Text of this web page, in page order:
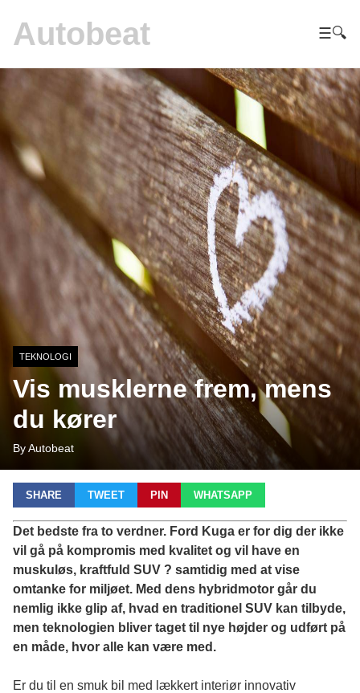
Autobeat ☰🔍
TEKNOLOGI
Vis musklerne frem, mens
du kører
By Autobeat
SHARE TWEET PIN WHATSAPP
Det bedste fra to verdner. Ford Kuga er for dig der ikke
vil gå på kompromis med kvalitet og vil have en
muskuløs, kraftfuld SUV ? samtidig med at vise
omtanke for miljøet. Med dens hybridmotor går du
nemlig ikke glip af, hvad en traditionel SUV kan tilbyde,
men teknologien bliver taget til nye højder og udført på
en måde, hvor alle kan være med.
Er du til en smuk bil med lækkert interiør innovativ